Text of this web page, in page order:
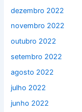
dezembro 2022
novembro 2022
outubro 2022
setembro 2022
agosto 2022
julho 2022
junho 2022